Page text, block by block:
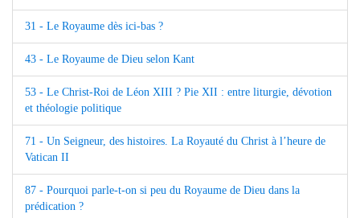
31 - Le Royaume dès ici-bas ?
43 - Le Royaume de Dieu selon Kant
53 - Le Christ-Roi de Léon XIII ? Pie XII : entre liturgie, dévotion
et théologie politique
71 - Un Seigneur, des histoires. La Royauté du Christ à l’heure de
Vatican II
87 - Pourquoi parle-t-on si peu du Royaume de Dieu dans la
prédication ?